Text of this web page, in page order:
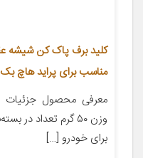
مناسب برای پراید هاچ بک
برای خودرو […]